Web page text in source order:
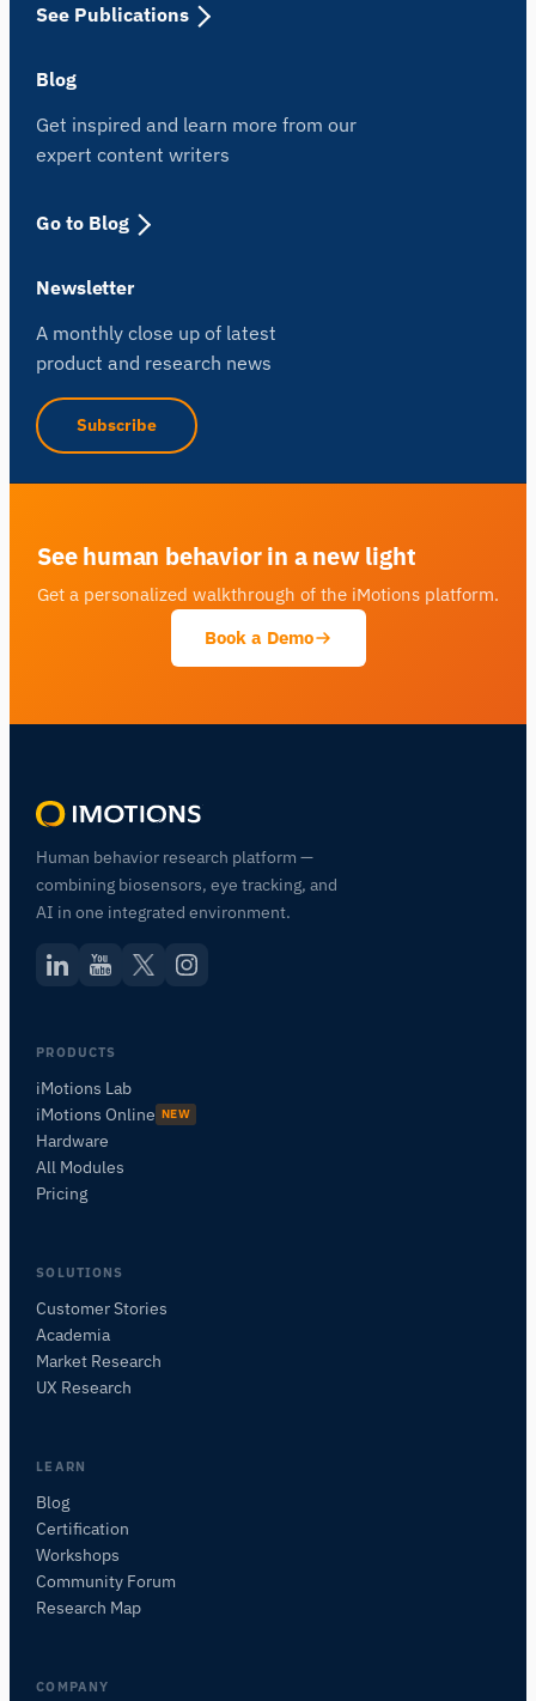
See Publications
Blog
Get inspired and learn more from our
expert content writers
Go to Blog
Newsletter
A monthly close up of latest
product and research news
Subscribe
See human behavior in a new light
Get a personalized walkthrough of the iMotions platform.
Book a Demo
Human behavior research platform —
combining biosensors, eye tracking, and
AI in one integrated environment.
PRODUCTS
iMotions Lab
iMotions Online NEW
Hardware
All Modules
Pricing
SOLUTIONS
Customer Stories
Academia
Market Research
UX Research
LEARN
Blog
Certification
Workshops
Community Forum
Research Map
COMPANY
FRAGEN SIE ZU DIESEM ARTIKEL
Diesen Artikel zusammenfassen
Wie könnte ich das anwenden?